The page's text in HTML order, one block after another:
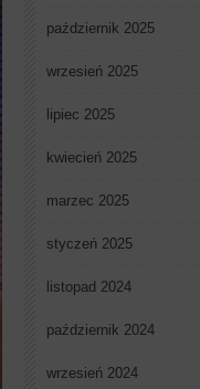
październik 2025
wrzesień 2025
lipiec 2025
kwiecień 2025
marzec 2025
styczeń 2025
listopad 2024
październik 2024
wrzesień 2024